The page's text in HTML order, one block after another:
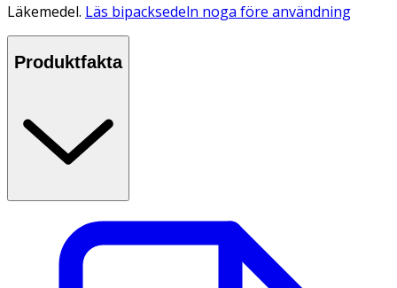
Läkemedel. Läs bipacksedeln noga före användning
Produktfakta